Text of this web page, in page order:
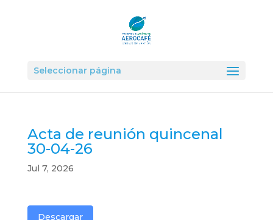
Seleccionar página
Acta de reunión quincenal
30-04-26
Jul 7, 2026
Descargar